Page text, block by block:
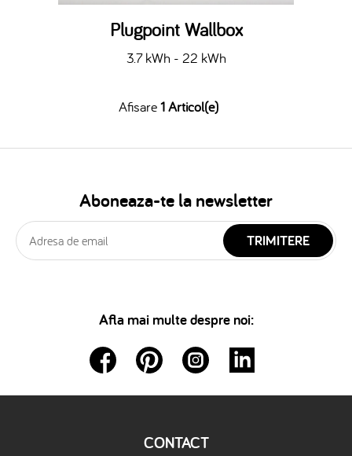
Plugpoint Wallbox
3.7 kWh - 22 kWh
Afisare1 Articol(e)
Aboneaza-te la newsletter
TRIMITERE
Afla mai multe despre noi:
CONTACT